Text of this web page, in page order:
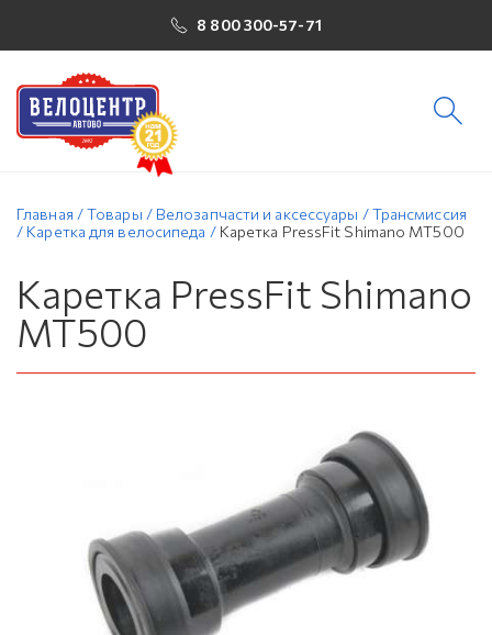
8 800 300-57-71
Главная /Товары / Велозапчасти и аксессуары /Трансмиссия
/ Каретка для велосипеда / Каретка PressFit Shimano MT500
Каретка PressFit Shimano
MT500